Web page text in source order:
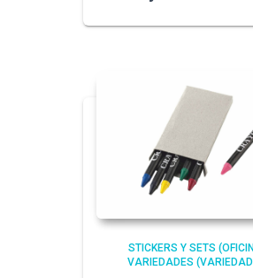
STICKERS Y SETS
VARIEDADES